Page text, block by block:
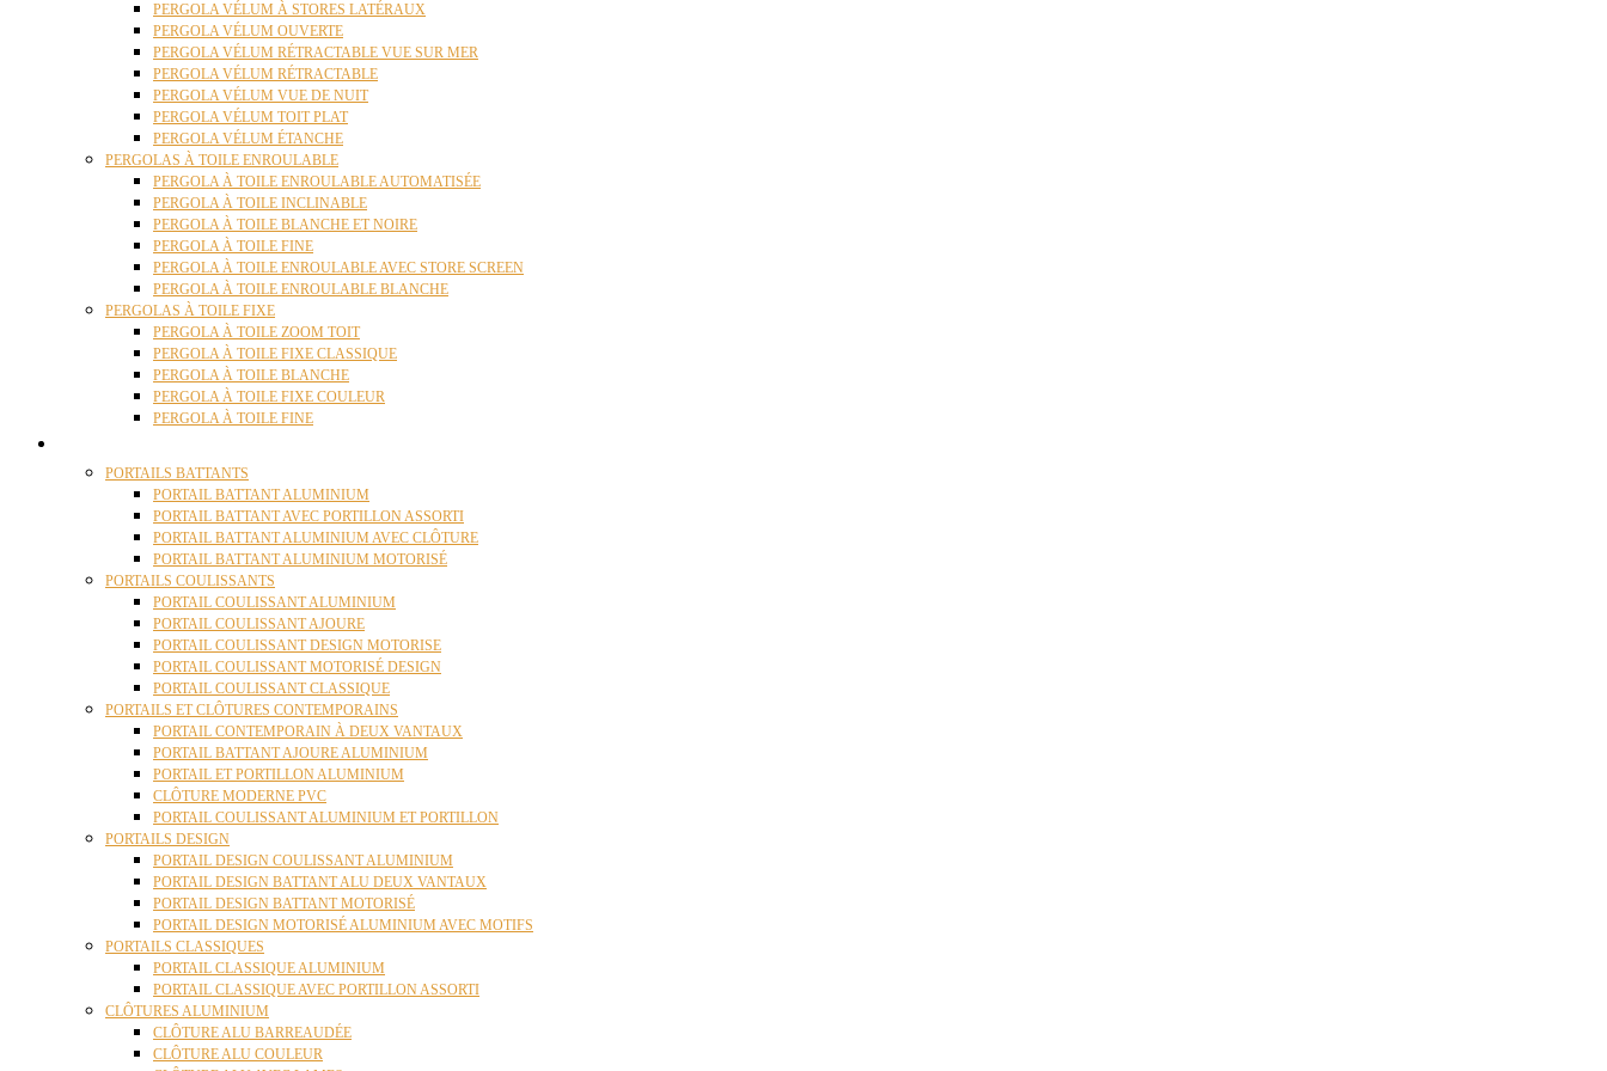
PERGOLA VÉLUM À STORES LATÉRAUX
PERGOLA VÉLUM OUVERTE
PERGOLA VÉLUM RÉTRACTABLE VUE SUR MER
PERGOLA VÉLUM RÉTRACTABLE
PERGOLA VÉLUM VUE DE NUIT
PERGOLA VÉLUM TOIT PLAT
PERGOLA VÉLUM ÉTANCHE
PERGOLAS À TOILE ENROULABLE
PERGOLA À TOILE ENROULABLE AUTOMATISÉE
PERGOLA À TOILE INCLINABLE
PERGOLA À TOILE BLANCHE ET NOIRE
PERGOLA À TOILE FINE
PERGOLA À TOILE ENROULABLE AVEC STORE SCREEN
PERGOLA À TOILE ENROULABLE BLANCHE
PERGOLAS À TOILE FIXE
PERGOLA À TOILE ZOOM TOIT
PERGOLA À TOILE FIXE CLASSIQUE
PERGOLA À TOILE BLANCHE
PERGOLA À TOILE FIXE COULEUR
PERGOLA À TOILE FINE
PORTAILS BATTANTS
PORTAIL BATTANT ALUMINIUM
PORTAIL BATTANT AVEC PORTILLON ASSORTI
PORTAIL BATTANT ALUMINIUM AVEC CLÔTURE
PORTAIL BATTANT ALUMINIUM MOTORISÉ
PORTAILS COULISSANTS
PORTAIL COULISSANT ALUMINIUM
PORTAIL COULISSANT AJOURE
PORTAIL COULISSANT DESIGN MOTORISE
PORTAIL COULISSANT MOTORISÉ DESIGN
PORTAIL COULISSANT CLASSIQUE
PORTAILS ET CLÔTURES CONTEMPORAINS
PORTAIL CONTEMPORAIN À DEUX VANTAUX
PORTAIL BATTANT AJOURE ALUMINIUM
PORTAIL ET PORTILLON ALUMINIUM
CLÔTURE MODERNE PVC
PORTAIL COULISSANT ALUMINIUM ET PORTILLON
PORTAILS DESIGN
PORTAIL DESIGN COULISSANT ALUMINIUM
PORTAIL DESIGN BATTANT ALU DEUX VANTAUX
PORTAIL DESIGN BATTANT MOTORISÉ
PORTAIL DESIGN MOTORISÉ ALUMINIUM AVEC MOTIFS
PORTAILS CLASSIQUES
PORTAIL CLASSIQUE ALUMINIUM
PORTAIL CLASSIQUE AVEC PORTILLON ASSORTI
CLÔTURES ALUMINIUM
CLÔTURE ALU BARREAUDÉE
CLÔTURE ALU COULEUR